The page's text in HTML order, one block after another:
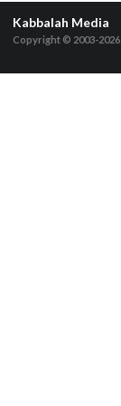
Kabbalah Media
Copyright © 2003-2026